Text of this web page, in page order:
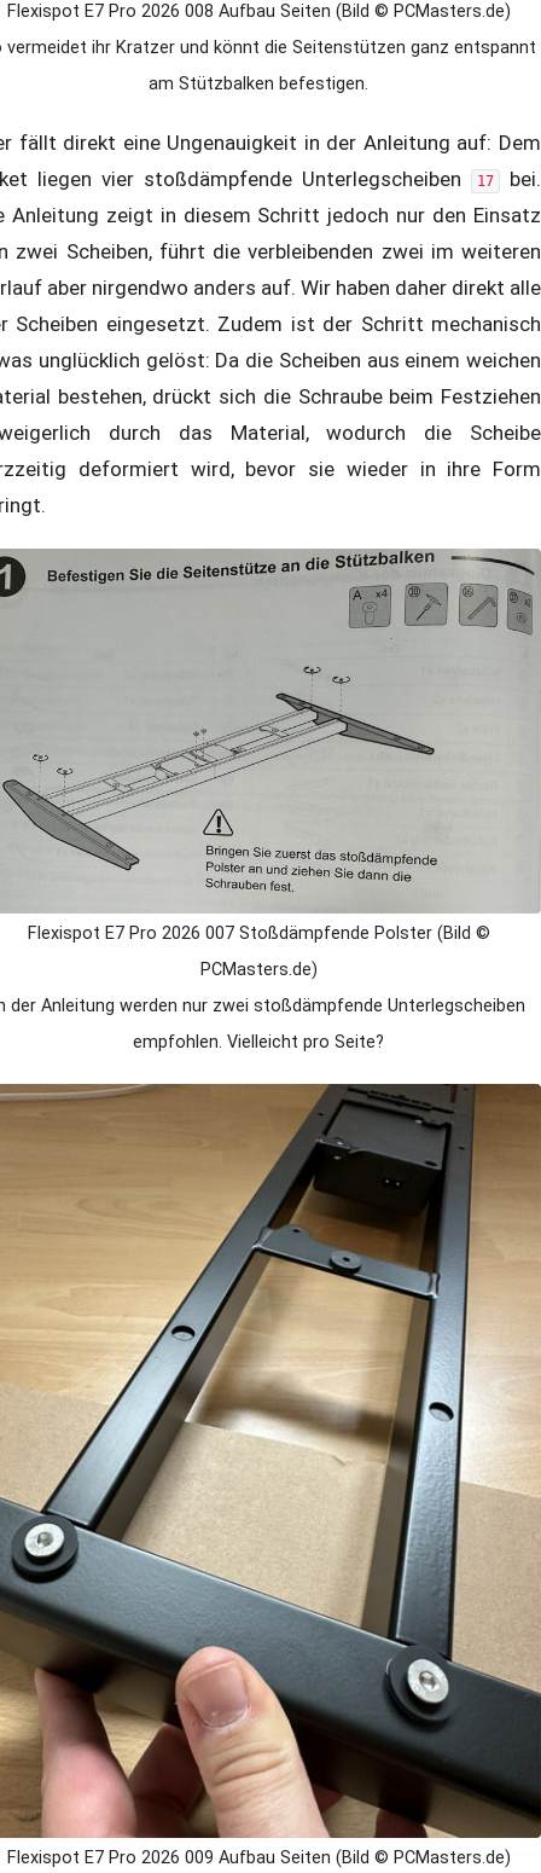
Flexispot E7 Pro 2026 008 Aufbau Seiten (Bild © PCMasters.de)
vermeidet ihr Kratzer und könnt die Seitenstützen ganz entspannt
am Stützbalken befestigen.
fällt direkt eine Ungenauigkeit in der Anleitung auf: Dem
liegen vier stoßdämpfende Unterlegscheiben
17
bei.
Anleitung zeigt in diesem Schritt jedoch nur den Einsatz
zwei Scheiben, führt die verbleibenden zwei im weiteren
aber nirgendwo anders auf. Wir haben daher direkt alle
Scheiben eingesetzt. Zudem ist der Schritt mechanisch
unglücklich gelöst: Da die Scheiben aus einem weichen
bestehen, drückt sich die Schraube beim Festziehen
durch das Material, wodurch die Scheibe
deformiert wird, bevor sie wieder in ihre Form
Flexispot E7 Pro 2026 007 Stoßdämpfende Polster (Bild ©
PCMasters.de)
der Anleitung werden nur zwei stoßdämpfende Unterlegscheiben
empfohlen. Vielleicht pro Seite?
Flexispot E7 Pro 2026 009 Aufbau Seiten (Bild © PCMasters.de)